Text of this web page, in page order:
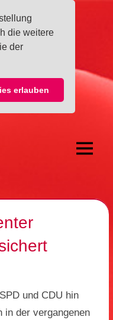
die weitere
der
erlauben
Menü
und CDU hin
in der vergangenen